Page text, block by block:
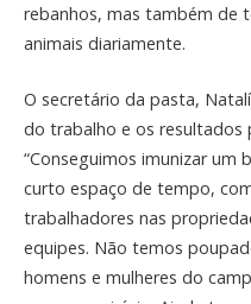
rebanhos, mas também de
animais diariamente.
O secretário da pasta,
do trabalho e os resultados
“Conseguimos imunizar um
curto espaço de tempo,
trabalhadores nas
equipes. Não temos
homens e mulheres do